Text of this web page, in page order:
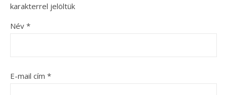
karakterrel jelöltük
Név *
E-mail cím *